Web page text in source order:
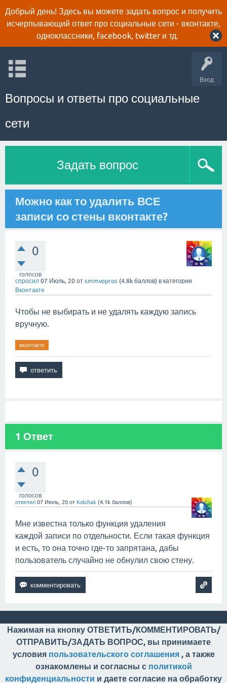
Добрый день! Здесь вы можете задать вопрос и получить
исчерпывающий ответ про социальные сети - вконтакте,
одноклассники, facebook, twitter и тд.
Вход
Вопросы и ответы про социальные
сети
Задать вопрос
Можно как то удалить ВСЕ
записи со стены вконтакте?
0
голосов
спросил 07 Июль, 20 от smmvopros (4.8k баллов) в категории
Вконтакте
Чтобы не выбирать и не удалять каждую запись
вручную.
вконтакте
1 Ответ
0
голосов
ответил 07 Июль, 20 от Kolchak (4.1k баллов)
Мне известна только функция удаления
каждой записи по отдельности. Если такая функция
и есть, то она точно где-то запрятана, дабы
пользователь случайно не обнулил свою стену.
Нажимая на кнопку ОТВЕТИТЬ/КОММЕНТИРОВАТЬ/
ОТПРАВИТЬ/ЗАДАТЬ ВОПРОС, вы принимаете
условия пользовательского соглашения, а также
ознакомлены и согласны с политикой
конфиденциальности и даете согласие на обработку